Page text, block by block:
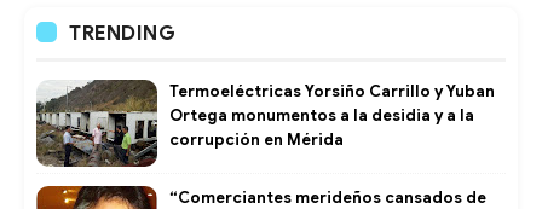
TRENDING
Termoeléctricas Yorsiño Carrillo y Yuban
Ortega monumentos a la desidia y a la
corrupción en Mérida
“Comerciantes merideños cansados de